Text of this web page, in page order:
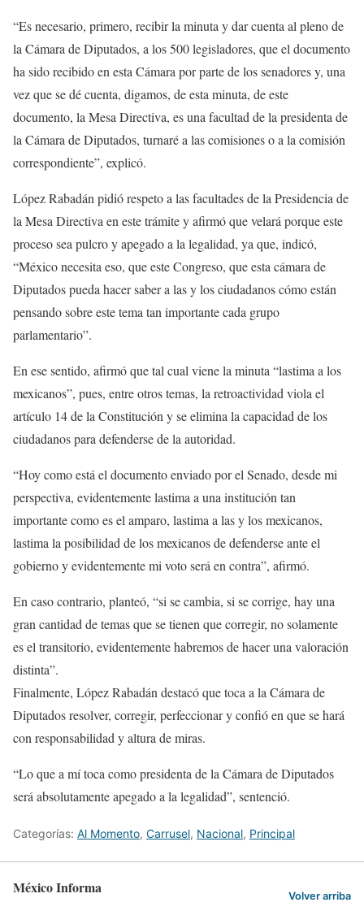
“Es necesario, primero, recibir la minuta y dar cuenta al pleno de
la Cámara de Diputados, a los 500 legisladores, que el documento
ha sido recibido en esta Cámara por parte de los senadores y, una
vez que se dé cuenta, digamos, de esta minuta, de este
documento, la Mesa Directiva, es una facultad de la presidenta de
la Cámara de Diputados, turnaré a las comisiones o a la comisión
correspondiente”, explicó.
López Rabadán pidió respeto a las facultades de la Presidencia de
la Mesa Directiva en este trámite y afirmó que velará porque este
proceso sea pulcro y apegado a la legalidad, ya que, indicó,
“México necesita eso, que este Congreso, que esta cámara de
Diputados pueda hacer saber a las y los ciudadanos cómo están
pensando sobre este tema tan importante cada grupo
parlamentario”.
En ese sentido, afirmó que tal cual viene la minuta “lastima a los
mexicanos”, pues, entre otros temas, la retroactividad viola el
artículo 14 de la Constitución y se elimina la capacidad de los
ciudadanos para defenderse de la autoridad.
“Hoy como está el documento enviado por el Senado, desde mi
perspectiva, evidentemente lastima a una institución tan
importante como es el amparo, lastima a las y los mexicanos,
lastima la posibilidad de los mexicanos de defenderse ante el
gobierno y evidentemente mi voto será en contra”, afirmó.
En caso contrario, planteó, “si se cambia, si se corrige, hay una
gran cantidad de temas que se tienen que corregir, no solamente
es el transitorio, evidentemente habremos de hacer una valoración
distinta”.
Finalmente, López Rabadán destacó que toca a la Cámara de
Diputados resolver, corregir, perfeccionar y confió en que se hará
con responsabilidad y altura de miras.
“Lo que a mí toca como presidenta de la Cámara de Diputados
será absolutamente apegado a la legalidad”, sentenció.
Categorías: Al Momento, Carrusel, Nacional, Principal
México Informa Volver arriba